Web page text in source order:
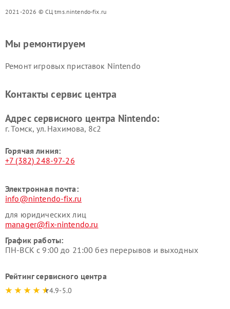
2021-2026 © СЦ tms.nintendo-fix.ru
Мы ремонтируем
Ремонт игровых приставок Nintendo
Контакты сервис центра
Адрес сервисного центра Nintendo:
г. Томск, ул. Нахимова, 8с2
Горячая линия:
+7 (382) 248-97-26
Электронная почта:
info@nintendo-fix.ru
для юридических лиц
manager@fix-nintendo.ru
График работы:
ПН-ВСК с 9:00 до 21:00 без перерывов и выходных
Рейтинг сервисного центра
4.9-5.0